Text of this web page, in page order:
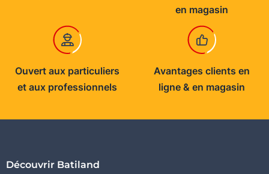
en magasin
Ouvert aux particuliers
et aux professionnels
Avantages clients en
ligne & en magasin
Découvrir Batiland